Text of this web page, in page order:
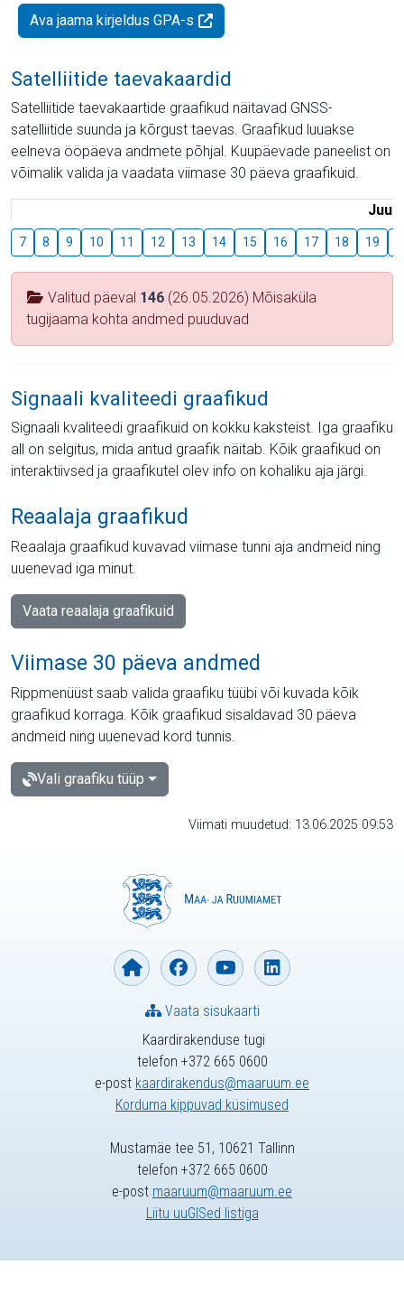
Ava jaama kirjeldus GPA-s
Satelliitide taevakaardid
Satelliitide taevakaartide graafikud näitavad GNSS-
satelliitide suunda ja kõrgust taevas. Graafikud luuakse
eelneva ööpäeva andmete põhjal. Kuupäevade paneelist on
võimalik valida ja vaadata viimase 30 päeva graafikuid.
Juuli
7 8 9 10 11 12 13 14 15 16 17 18 19
Valitud päeval 146 (26.05.2026) Mõisaküla
tugijaama kohta andmed puuduvad
Signaali kvaliteedi graafikud
Signaali kvaliteedi graafikuid on kokku kaksteist. Iga graafiku
all on selgitus, mida antud graafik näitab. Kõik graafikud on
interaktiivsed ja graafikutel olev info on kohaliku aja järgi.
Reaalaja graafikud
Reaalaja graafikud kuvavad viimase tunni aja andmeid ning
uuenevad iga minut.
Vaata reaalaja graafikuid
Viimase 30 päeva andmed
Rippmenüüst saab valida graafiku tüübi või kuvada kõik
graafikud korraga. Kõik graafikud sisaldavad 30 päeva
andmeid ning uuenevad kord tunnis.
Vali graafiku tüüp
Viimati muudetud: 13.06.2025 09:53
Kaardirakenduse tugi
telefon +372 665 0600
e-post kaardirakendus@maaruum.ee
Korduma kippuvad küsimused
Vaata sisukaarti
Mustamäe tee 51, 10621 Tallinn
telefon +372 665 0600
e-post maaruum@maaruum.ee
Liitu uuGISed listiga